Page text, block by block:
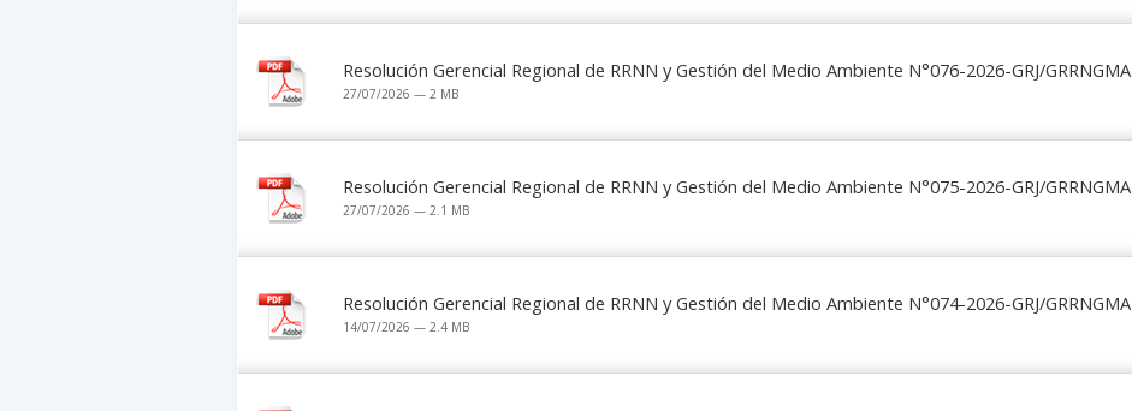
Resolución Gerencial Regional de RRNN y Gestión del Medio Ambiente N°076-2026-GRJ/GRRNGMA
27/07/2026 — 2 MB
Resolución Gerencial Regional de RRNN y Gestión del Medio Ambiente N°075-2026-GRJ/GRRNGMA
27/07/2026 — 2.1 MB
Resolución Gerencial Regional de RRNN y Gestión del Medio Ambiente N°074-2026-GRJ/GRRNGMA
14/07/2026 — 2.4 MB